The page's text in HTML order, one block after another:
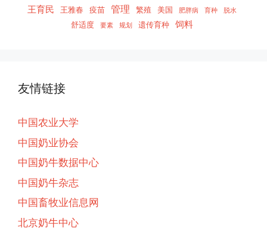
王育民 王雅春 疫苗 管理 繁殖 美国 肥胖病 育种 脱水
舒适度 要素 规划 遗传育种 饲料
友情链接
中国农业大学
中国奶业协会
中国奶牛数据中心
中国奶牛杂志
中国畜牧业信息网
北京奶牛中心